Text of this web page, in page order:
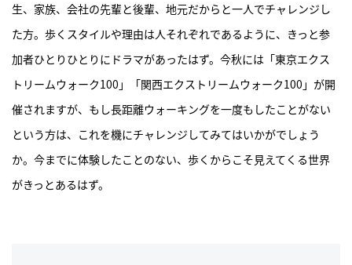
生、家族、会社の先輩と後輩、地元だからと一人でチャレンジし
た方。歩くスタイルや理由は人それぞれであるように、きっと参
加者ひとりひとりにドラマがあったはず。今秋には「東京エクス
トリームウォーク100」「関西エクストリームウォーク100」が開
催されますが、もし長距離ウォーキングを一度もしたことがない
という方は、これを機にチャレンジしてみてはいかがでしょう
か。今までに体験したことのない、歩くからこそ見えてくる世界
がきっとあるはず。